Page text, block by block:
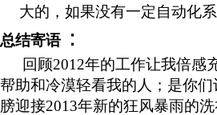
大的，如果没有一定自动化
总结寄语：
回顾2012年的工作让我倍感
帮助和冷漠轻看我的人；是你
膀迎接2013年新的狂风暴雨的